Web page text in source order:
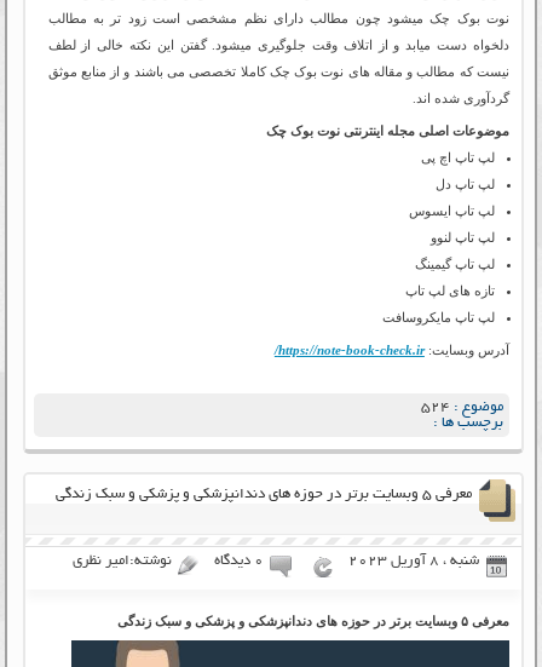
نوت بوک چک میشود چون مطالب دارای نظم مشخصی است زود تر به مطالب
دلخواه دست میابد و از اتلاف وقت جلوگیری میشود. گفتن این نکته خالی از لطف
نیست که مطالب و مقاله های نوت بوک چک کاملا تخصصی می باشند و از منابع موثق
گردآوری شده اند.
موضوعات اصلی مجله اینترنتی نوت بوک چک
لپ تاپ اچ پی
لپ تاپ دل
لپ تاپ ایسوس
لپ تاپ لنوو
لپ تاپ گیمینگ
تازه های لپ تاپ
لپ تاپ مایکروسافت
آدرس وبسایت:https://note-book-check.ir/
موضوع : 524
برچسب ها :
معرفی ۵ وبسایت برتر در حوزه های دندانپزشکی و پزشکی و سبک زندگی
شنبه ، 8 آوریل 2023 ۰ دیدگاه نوشته:امیر نظری
معرفی ۵ وبسایت برتر در حوزه های دندانپزشکی و پزشکی و سبک زندگی